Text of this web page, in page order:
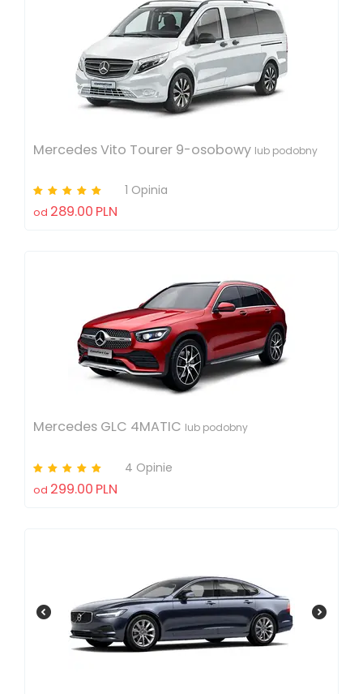
Mercedes Vito Tourer 9-osobowy lub podobny
1 Opinia
od 289.00 PLN
Mercedes GLC 4MATIC lub podobny
4 Opinie
od 299.00 PLN